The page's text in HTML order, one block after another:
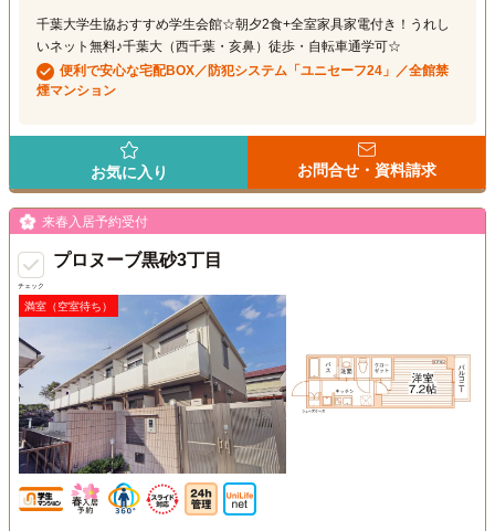
千葉大学生協おすすめ学生会館☆朝夕2食+全室家具家電付き！うれし
いネット無料♪千葉大（西千葉・亥鼻）徒歩・自転車通学可☆
便利で安心な宅配BOX／防犯システム「ユニセーフ24」／全館禁
煙マンション
お気に入り お問合せ・資料請求
チェック
来春入居予約受付
プロヌーブ黒砂3丁目
満室（空室待ち）